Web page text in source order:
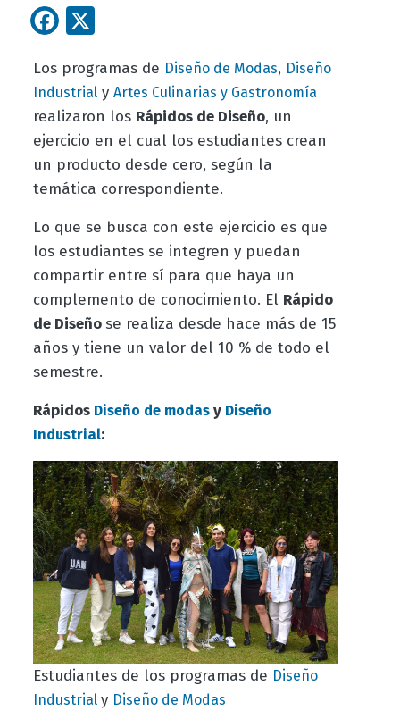
Facebook
Los programas de Diseño de Modas, Diseño
Industrialy Artes Culinarias y Gastronomía
realizaron los Rápidos de Diseño, un
ejercicio en el cual los estudiantes crean
un producto desde cero, según la
temática correspondiente.
Lo que se busca con este ejercicio es que
los estudiantes se integren y puedan
compartir entre sí para que haya un
complemento de conocimiento. El Rápido
de Diseñose realiza desde hace más de 15
años y tiene un valor del 10 % de todo el
semestre.
Rápidos Diseño de modas yDiseño
Industrial:
Estudiantes de los programas de Diseño
Industrial y Diseño de Modas